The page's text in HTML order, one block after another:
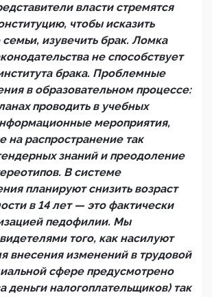
власти стремятся
чтобы исказить
изувечить брак. Ломка
не способствует
брака. Проблемные
в образовательном процессе:
проводить в учебных
мероприятия,
на распространение так
знаний и преодоление
В системе
планируют снизить возраст
в 14 лет — это фактически
педофилии. Мы
того, как насилуют
внесения изменений в трудовой
сфере предусмотрено
деньги налогоплательщиков) так